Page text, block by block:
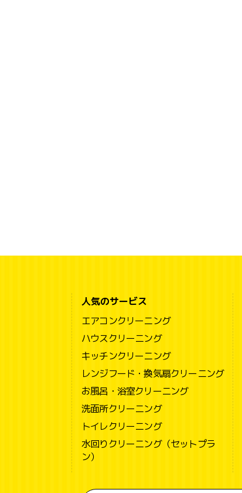
人気のサービス
エアコンクリーニング
ハウスクリーニング
キッチンクリーニング
レンジフード・換気扇クリーニング
お風呂・浴室クリーニング
洗面所クリーニング
トイレクリーニング
水回りクリーニング（セットプラ
ン）